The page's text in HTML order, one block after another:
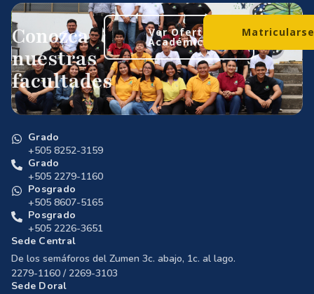
Conozca
nuestras
facultades
Ver Oferta
Académica
Grado
+505 8252-3159
Grado
+505 2279-1160
Posgrado
+505 8607-5165
Posgrado
+505 2226-3651
Sede Central
De los semáforos del Zumen 3c. abajo, 1c. al lago.
2279-1160 / 2269-3103
Sede Doral